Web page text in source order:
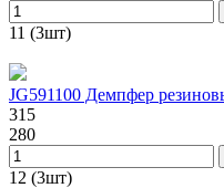
11 (3шт)
JG591100 Демпфер
315
280
12 (3шт)